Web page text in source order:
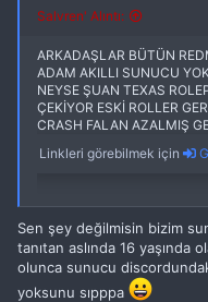
Salvren' Alıntı:
ARKADAŞLAR BÜTÜN
ADAM AKILLI SUNUCU
NEYSE ŞUAN TEXAS
ÇEKİYOR ESKİ ROLLER
CRASH FALAN AZALMIŞ
Linkleri görebilmek için
Sen şey değilmisin bizim
tanıtan aslında 16 yaşında
olunca sunucu
yoksunu sıpppa